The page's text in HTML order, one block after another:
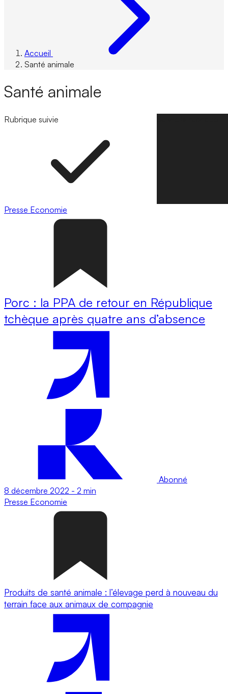
Accueil
Santé animale
Santé animale
Rubrique suivie
Presse Economie
Porc : la PPA de retour en République
tchèque après quatre ans d’absence
Abonné
8 décembre 2022 - 2 min
Presse Economie
Produits de santé animale : l’élevage perd à nouveau du
terrain face aux animaux de compagnie